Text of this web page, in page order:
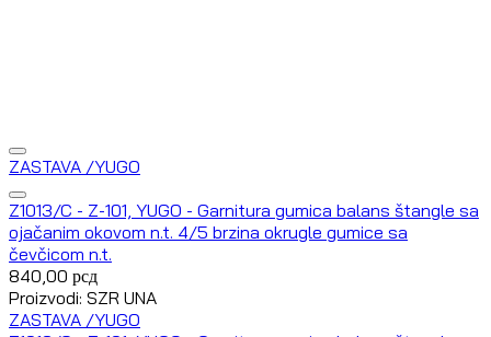
ZASTAVA /YUGO
Z1013/C - Z-101, YUGO - Garnitura gumica balans štangle sa
ojačanim okovom n.t. 4/5 brzina okrugle gumice sa
čevčicom n.t.
840,00 рсд
Proizvodi: SZR UNA
ZASTAVA /YUGO